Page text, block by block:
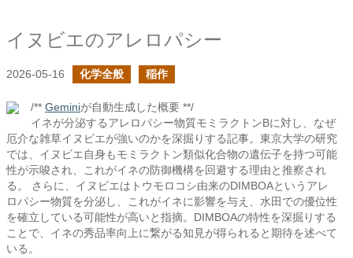
イヌビエのアレロパシー
2026-05-16 化学全般 稲作
/** Geminiが自動生成した概要 **/
イネが分泌するアレロパシー物質モミラクトンBに対し、なぜ
厄介な雑草イヌビエが強いのかを深掘りする記事。東京大学の研究
では、イヌビエ自身もモミラクトン類似化合物の遺伝子を持つ可能
性が示唆され、これがイネの防御機構を回避する理由と推察され
る。 さらに、イヌビエはトウモロコシ由来のDIMBOAというアレ
ロパシー物質を分泌し、これがイネに影響を与え、水田での優位性
を確立している可能性が高いと指摘。DIMBOAの特性を深掘りする
ことで、イネの秀品率向上に繋がる知見が得られると期待を述べて
いる。